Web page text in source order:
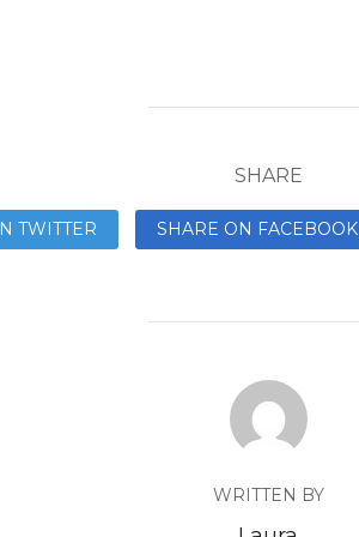
SHARE
TWITTER SHARE ON FACEBOOK
WRITTEN BY